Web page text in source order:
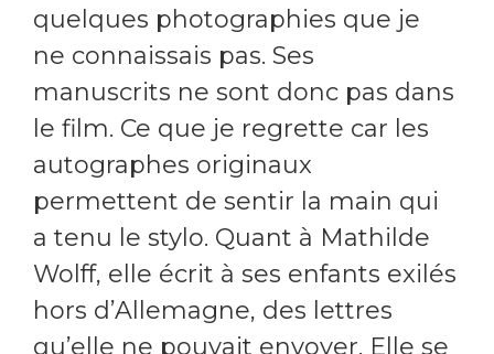
quelques photographies que je
ne connaissais pas. Ses
manuscrits ne sont donc pas dans
le film. Ce que je regrette car les
autographes originaux
permettent de sentir la main qui
a tenu le stylo. Quant à Mathilde
Wolff, elle écrit à ses enfants exilés
hors d’Allemagne, des lettres
qu’elle ne pouvait envoyer. Elle se